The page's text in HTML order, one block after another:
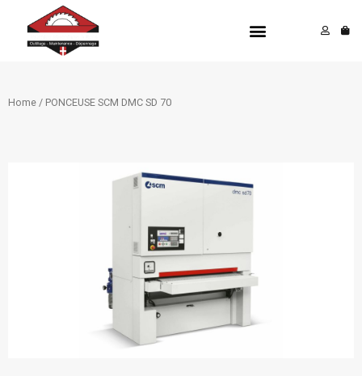
contenu
Menu
Home / PONCEUSE SCM DMC SD 70